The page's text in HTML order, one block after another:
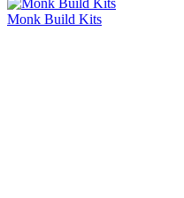
Monk Build Kits